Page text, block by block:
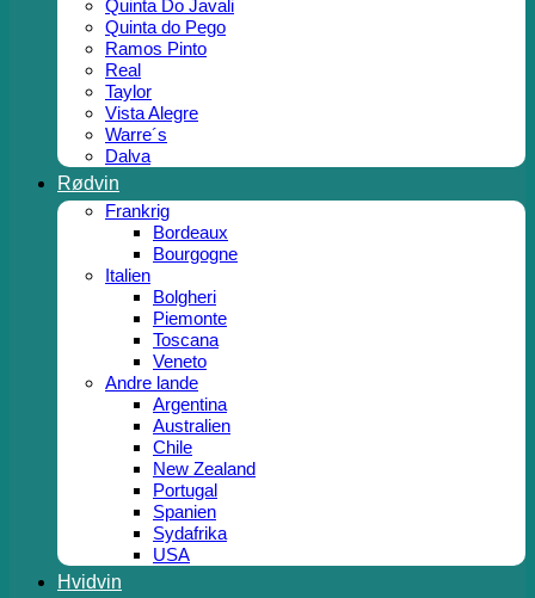
Quinta Do Javali
Quinta do Pego
Ramos Pinto
Real
Taylor
Vista Alegre
Warre´s
Dalva
Rødvin
Frankrig
Bordeaux
Bourgogne
Italien
Bolgheri
Piemonte
Toscana
Veneto
Andre lande
Argentina
Australien
Chile
New Zealand
Portugal
Spanien
Sydafrika
USA
Hvidvin